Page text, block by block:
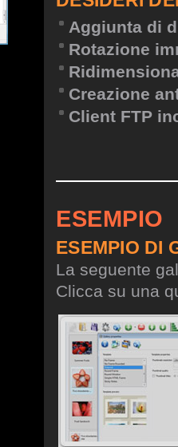
Aggiunta di
Rotazione
Creazione
Client FTP
ESEMPIO
ESEMPIO DI
La seguente
Clicca su una